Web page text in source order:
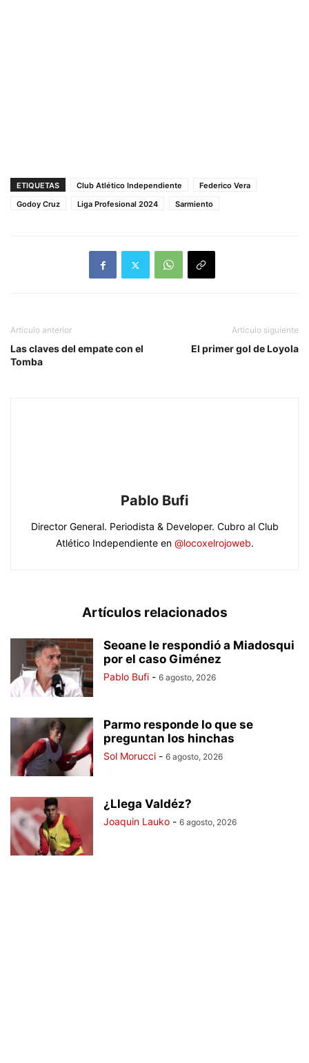
ETIQUETAS Club Atlético Independiente
Federico Vera
Godoy Cruz
Liga Profesional 2024 Sarmiento
Artículo anterior
Las claves del empate con el
Tomba
Artículo siguiente
El primer gol de Loyola
Pablo Bufi
Director General. Periodista & Developer. Cubro al Club
Atlético Independiente en @locoxelrojoweb.
Artículos relacionados
Seoane le respondió a Miadosqui
por el caso Giménez
Pablo Bufi - 6 agosto, 2026
Parmo responde lo que se
preguntan los hinchas
Sol Morucci - 6 agosto, 2026
¿Llega Valdéz?
Joaquin Lauko - 6 agosto, 2026